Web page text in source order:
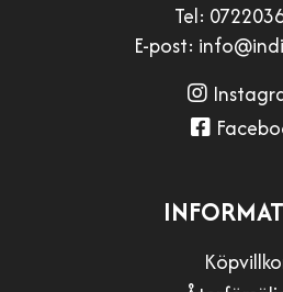
Tel:
E-post: